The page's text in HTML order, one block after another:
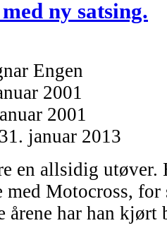
ny satsing.
Engen
2001
2001
januar 2013
en allsidig utøver.
Motocross, for
årene har han kjørt